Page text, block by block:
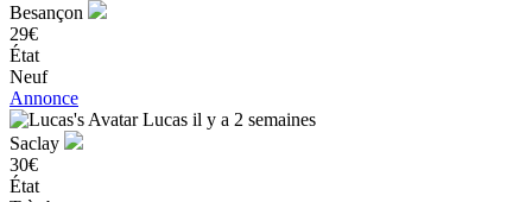
Besançon
29€
État
Neuf
Annonce
Lucas il y a 2 semaines
Saclay
30€
État